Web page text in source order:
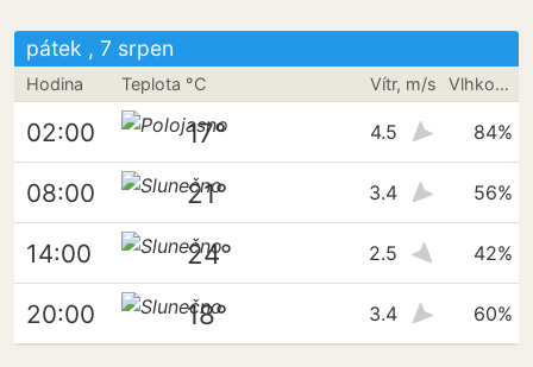
pátek , 7 srpen
Hodina Teplota °C Vítr, m/s Vlhkost vzduchu
02:00 17° 4.5 84%
08:00 21° 3.4 56%
14:00 24° 2.5 42%
20:00 18° 3.4 60%